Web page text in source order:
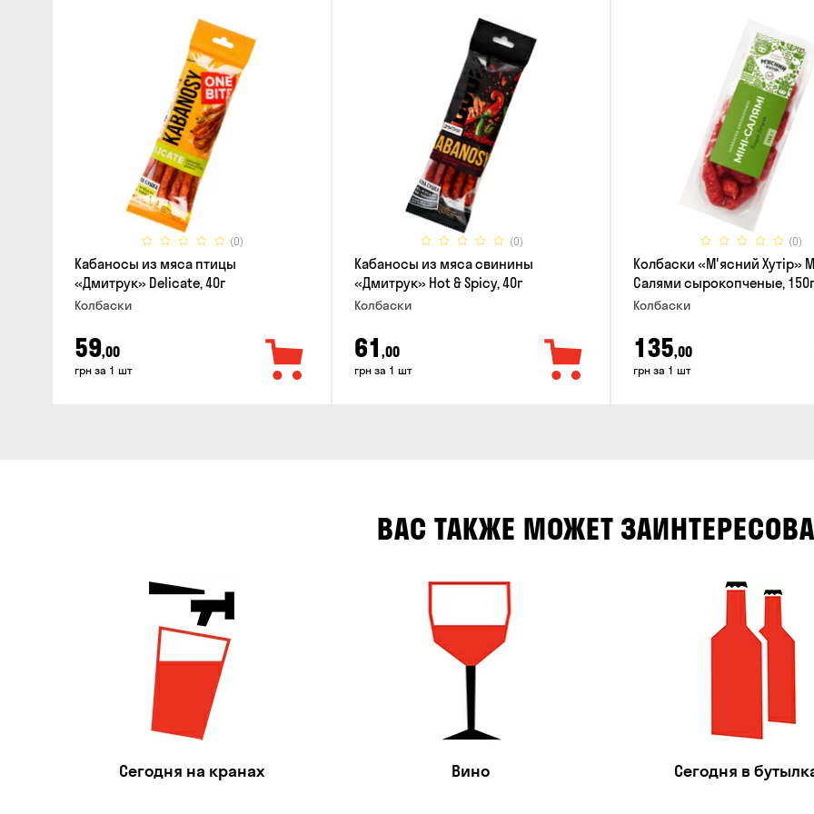
(0)
Кабаносы из мяса птицы
«Дмитрук» Delicate, 40г
Колбаски
59,00
грн за 1 шт
(0)
Кабаносы из мяса свинины
«Дмитрук» Hot & Spicy, 40г
Колбаски
61 ,00
грн за 1 шт
(0)
Колбаски «М'ясний Хутір»
Салями сырокопченые, 150г
Колбаски
135,00
грн за 1 шт
ВАС ТАКЖЕ МОЖЕТ
Сегодня на кранах Вино Сегодня в